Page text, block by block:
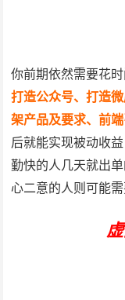
你前期依然需要花
打造公众号、打造
架产品及要求、前
后就能实现被动收
勤快的人几天就出
心二意的人则可能需